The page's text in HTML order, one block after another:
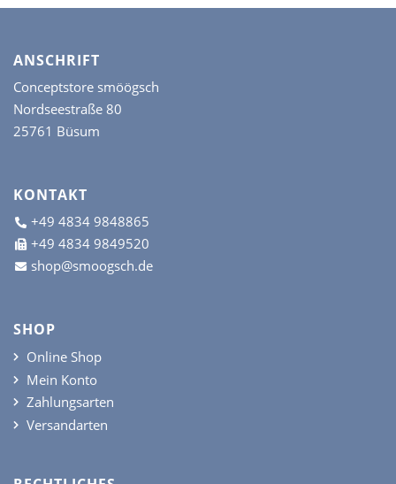
ANSCHRIFT
Conceptstore smöögsch
Nordseestraße 80
25761 Büsum
KONTAKT
+49 4834 9848865
+49 4834 9849520
shop@smoogsch.de
SHOP
Online Shop
Mein Konto
Zahlungsarten
Versandarten